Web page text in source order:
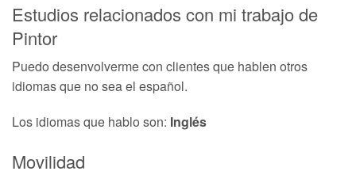
Estudios relacionados con mi trabajo de
Pintor
Puedo desenvolverme con clientes que hablen otros
idiomas que no sea el español.
Los idiomas que hablo son: Inglés
Movilidad